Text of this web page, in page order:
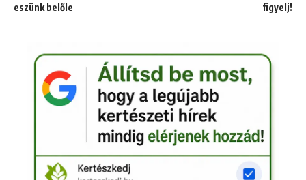
eszünk belőle
figyelj!